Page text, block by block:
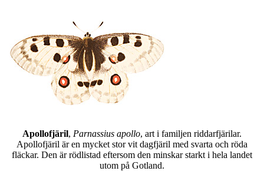
Apollofjäril, Parnassius apollo, art i familjen riddarfjärilar.
Apollofjäril är en mycket stor vit dagfjäril med svarta och röda
fläckar. Den är rödlistad eftersom den minskar starkt i hela landet
utom på Gotland.